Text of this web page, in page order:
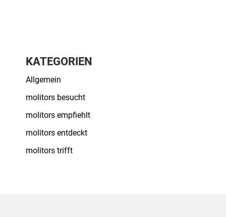
KATEGORIEN
Allgemein
molitors besucht
molitors empfiehlt
molitors entdeckt
molitors trifft